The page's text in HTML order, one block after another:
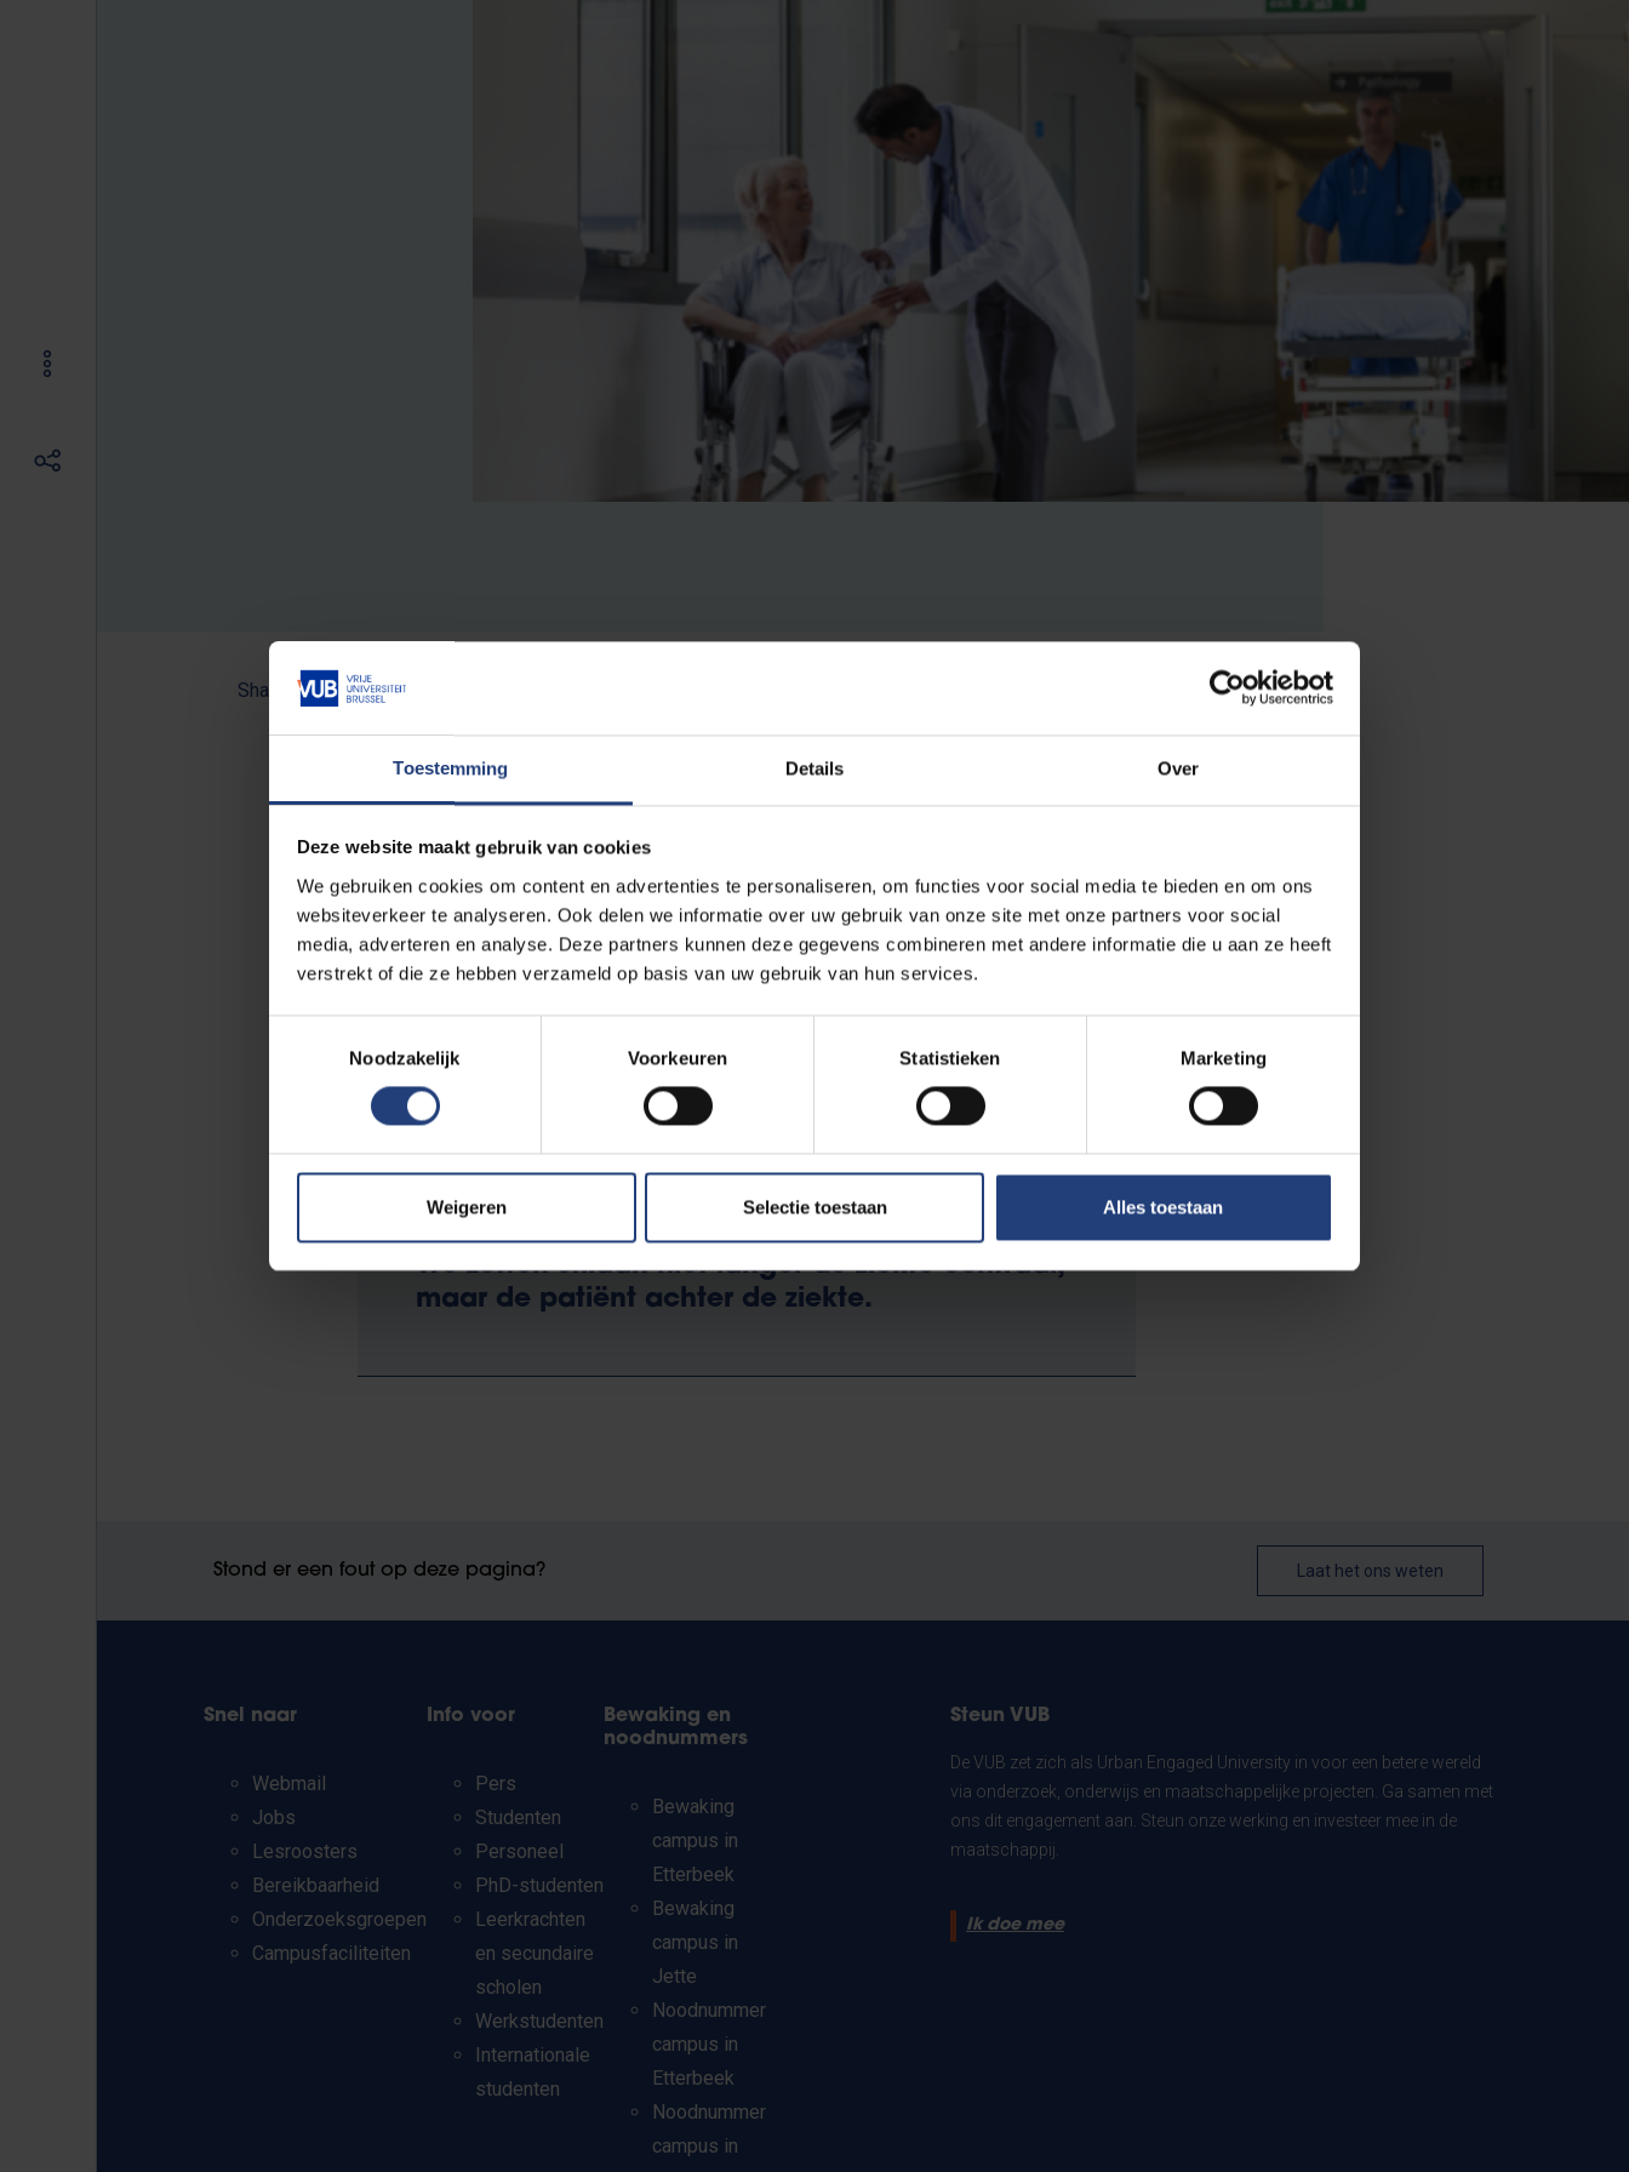
Toestemming Details Over
Deze website maakt gebruik van cookies
We gebruiken cookies om content en advertenties te personaliseren, om functies voor social media te bieden en om ons
websiteverkeer te analyseren. Ook delen we informatie over uw gebruik van onze site met onze partners voor social
media, adverteren en analyse. Deze partners kunnen deze gegevens combineren met andere informatie die u aan ze heeft
verstrekt of die ze hebben verzameld op basis van uw gebruik van hun services.
Noodzakelijk
Voorkeuren Statistieken Marketing
Weigeren Selectie toestaan Alles toestaan
Share:
“We merkten ook dat artsen er aanvankelijk nogal huiverig tegenover stonden om vrij snel van
palliatieve zorg ' te spreken. Veel patiënten schrikken als ze die term voor het eerst horen”, zegt
onderzoekster Vanbutsele. "In de palliatieve zorgverlening bekijken we een situatie holistisch: we
kijken naar alles, ook de psychische, sociale en zelfs spirituele elementen." Toch zijn er artsen die
moeite hebben met de boodschap over te brengen bij bepaalde patiënten. “Tegenwoordig wordt er
in de artsenopleiding wel aandacht besteed aan communicatievaardigheden. Maar uiteraard is niet
iedereen even geschikt om boodschappen over het levenseinde te brengen", aldus Vanbutsele.
"De tandarts die recht in je ogen kijkt"
We zetten stilaan niet langer de ziekte centraal,
maar de patiënt achter de ziekte.
Stond er een fout op deze pagina? Laat het ons weten
Snel naar
Webmail
Jobs
Lesroosters
Bereikbaarheid
Onderzoeksgroepen
Campusfaciliteiten
Info voor
Pers
Studenten
Personeel
PhD-studenten
Leerkrachten
en secundaire
scholen
Werkstudenten
Internationale
studenten
Bewaking en
noodnummers
Bewaking
campus in
Etterbeek
Bewaking
campus in
Jette
Noodnummer
campus in
Etterbeek
Noodnummer
campus in
Steun VUB
De VUB zet zich als Urban Engaged University in voor een betere wereld
via onderzoek, onderwijs en maatschappelijke projecten. Ga samen met
ons dit engagement aan. Steun onze werking en investeer mee in de
maatschappij.
Ik doe mee